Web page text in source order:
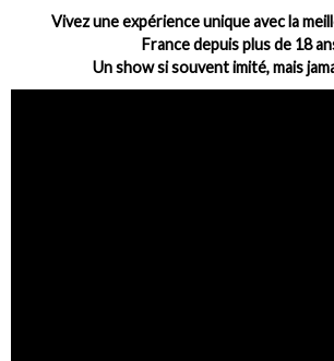
Vivez une expérience unique avec la
France depuis plus de 18
Un show si souvent imité, mais